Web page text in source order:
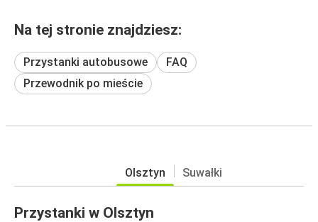
Na tej stronie znajdziesz:
Przystanki autobusowe
FAQ
Przewodnik po mieście
Olsztyn Suwałki
Przystanki w Olsztyn